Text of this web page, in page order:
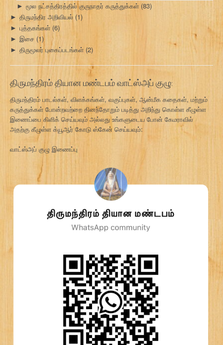
► மூல நட்சத்திரத்தில் குருநாதர் கருத்துக்கள் (83)
► திருமந்திர அறிவியல் (1)
► புத்தகங்கள் (6)
► இசை (1)
► திருமூலர் புகைப்படங்கள் (2)
திருமந்திரம் தியான மண்டபம் வாட்ஸ்அப் குழு:
திருமந்திரம் பாடல்கள், விளக்கங்கள், வகுப்புகள், ஆன்மீக கதைகள், மற்றும்
கருத்துக்கள் போன்றவற்றை தினந்தோறும் படித்து அறிந்து கொள்ள கீழுள்ள
இணைப்பை கிளிக் செய்யவும் அல்லது உங்களுடைய போன் கேமராவில்
அதற்கு கீழுள்ள க்யூஆர் கோடு ஸ்கேன் செய்யவும்:
வாட்ஸ்அப் குழு இணைப்பு